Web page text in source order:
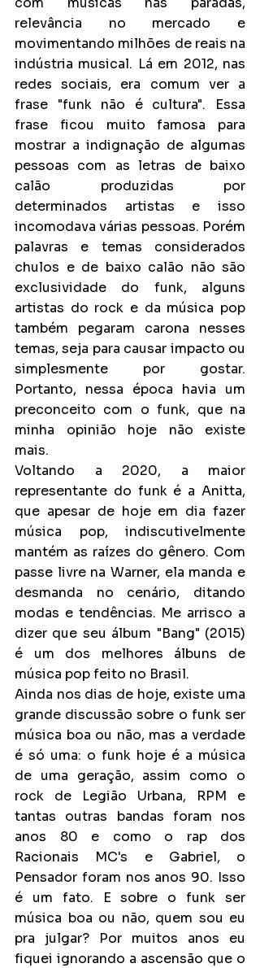
relevância no mercado e
movimentando milhões de reais na
indústria musical. Lá em 2012, nas
redes sociais, era comum ver a
frase "funk não é cultura". Essa
frase ficou muito famosa para
mostrar a indignação de algumas
pessoas com as letras de baixo
calão produzidas por
determinados artistas e isso
incomodava várias pessoas. Porém
palavras e temas considerados
chulos e de baixo calão não são
exclusividade do funk, alguns
artistas do rock e da música pop
também pegaram carona nesses
temas, seja para causar impacto ou
simplesmente por gostar.
Portanto, nessa época havia um
preconceito com o funk, que na
minha opinião hoje não existe
mais.
Voltando a 2020, a maior
representante do funk é a Anitta,
que apesar de hoje em dia fazer
música pop, indiscutivelmente
mantém as raízes do gênero. Com
passe livre na Warner, ela manda e
desmanda no cenário, ditando
modas e tendências. Me arrisco a
dizer que seu álbum "Bang" (2015)
é um dos melhores álbuns de
música pop feito no Brasil.
Ainda nos dias de hoje, existe uma
grande discussão sobre o funk ser
música boa ou não, mas a verdade
é só uma: o funk hoje é a música
de uma geração, assim como o
rock de Legião Urbana, RPM e
tantas outras bandas foram nos
anos 80 e como o rap dos
Racionais MC's e Gabriel, o
Pensador foram nos anos 90. Isso
é um fato. E sobre o funk ser
música boa ou não, quem sou eu
pra julgar? Por muitos anos eu
fiquei ignorando a ascensão que o